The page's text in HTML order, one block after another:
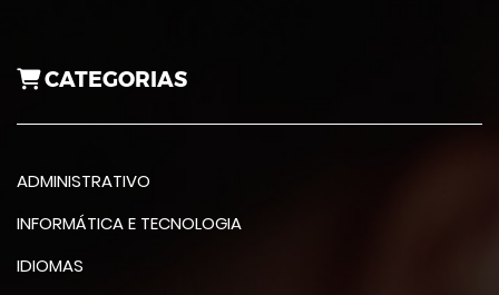
CATEGORIAS
ADMINISTRATIVO
INFORMÁTICA E TECNOLOGIA
IDIOMAS